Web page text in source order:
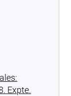
Expte.